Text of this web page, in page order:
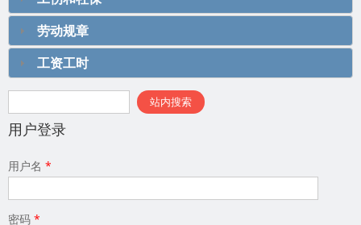
劳动规章
工资工时
搜索表单
站内搜索
用户登录
用户名 *
密码 *